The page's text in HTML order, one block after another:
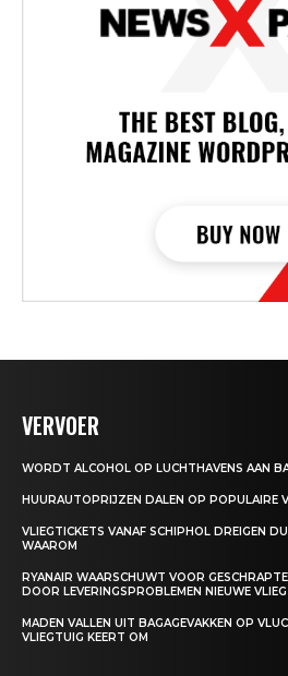
VERVOER
WORDT ALCOHOL OP LUCHTHAVENS AAN
HUURAUTOPRIJZEN DALEN OP POPULAIRE
VLIEGTICKETS VANAF SCHIPHOL DREIGEN
WAAROM
RYANAIR WAARSCHUWT VOOR
DOOR LEVERINGSPROBLEMEN NIEUWE
MADEN VALLEN UIT BAGAGEVAKKEN OP
VLIEGTUIG KEERT OM